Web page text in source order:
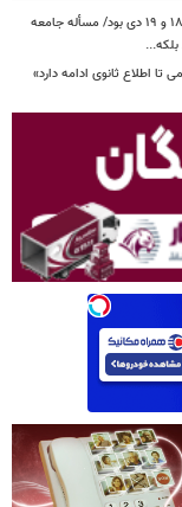
فعال سیاسی اصلاح طلب: جنگ یک «نه» بزرگ به رادیکالیسم ۱۸ و ۱۹ دی بود/ مسأله جامعه
تا اطلاع ثانوی ادامه دارد»